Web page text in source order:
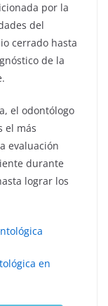
por la
del
cerrado hasta
de la
el odontólogo
el más
evaluación
durante
lograr los
en